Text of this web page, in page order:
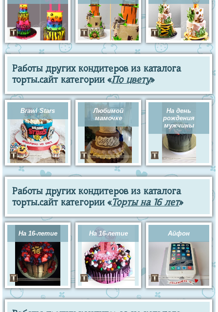
Работы других кондитеров из каталога
торты.сайт категории «По цвету»
Brawl Stars
Любимой
мамочке
На день
рождения
мужчины
Работы других кондитеров из каталога
торты.сайт категории «Торты на 16 лет»
На 16-летие На 16-летие Айфон